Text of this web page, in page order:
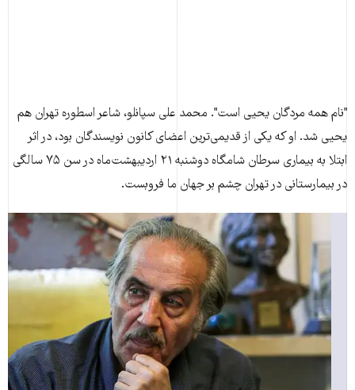
"نام همه مردگان یحیی است". محمد علی سپانلو، شاعر اسطوره تهران هم
یحیی شد. او که یکی از قدیمی‌ترین اعضای کانون نویسندگان بود، در اثر
ابتلا به بیماری سرطان شامگاه دوشنبه ۲۱ اردیبهشت‌ماه در سن ۷۵ سالگی
در بیمارستانی در تهران چشم بر جهان ما فروبست.